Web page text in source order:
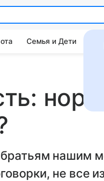
Семья и Дети
нашим
не все